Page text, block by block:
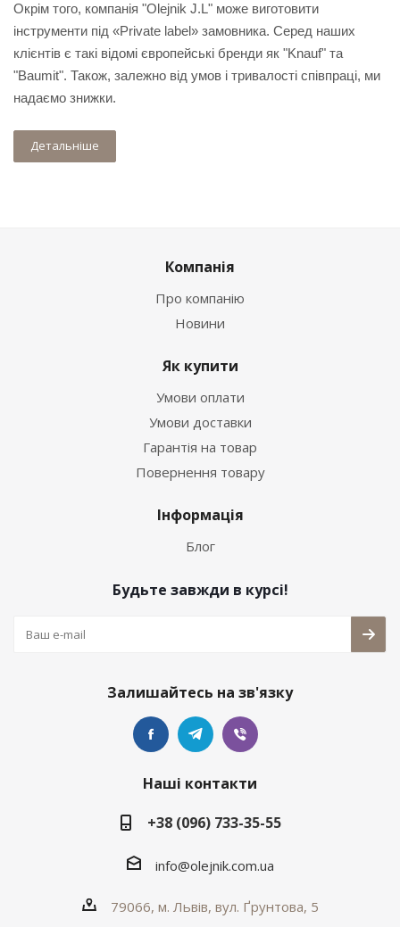
Окрім того, компанія "Olejnik J.L" може виготовити
інструменти під «Private label» замовника. Серед наших
клієнтів є такі відомі європейські бренди як "Knauf" та
"Baumit". Також, залежно від умов і тривалості співпраці, ми
надаємо знижки.
Детальніше
Компанія
Про компанію
Новини
Як купити
Умови оплати
Умови доставки
Гарантія на товар
Повернення товару
Інформація
Блог
Будьте завжди в курсі!
Залишайтесь на зв'язку
Наші контакти
+38 (096) 733-35-55
info@olejnik.com.ua
79066, м. Львів, вул. Ґрунтова, 5